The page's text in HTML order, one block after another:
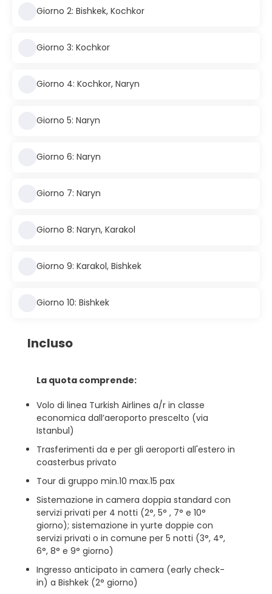
Giorno 2: Bishkek, Kochkor
Giorno 3: Kochkor
Giorno 4: Kochkor, Naryn
Giorno 5: Naryn
Giorno 6: Naryn
Giorno 7: Naryn
Giorno 8: Naryn, Karakol
Giorno 9: Karakol, Bishkek
Giorno 10: Bishkek
Incluso
La quota comprende:
Volo di linea Turkish Airlines a/r in classe
economica dall’aeroporto prescelto (via
Istanbul)
Trasferimenti da e per gli aeroporti all'estero in
coasterbus privato
Tour di gruppo min.10 max.15 pax
Sistemazione in camera doppia standard con
servizi privati per 4 notti (2°, 5° , 7° e 10°
giorno); sistemazione in yurte doppie con
servizi privati o in comune per 5 notti (3°, 4°,
6°, 8° e 9° giorno)
Ingresso anticipato in camera (early check-
in) a Bishkek (2° giorno)